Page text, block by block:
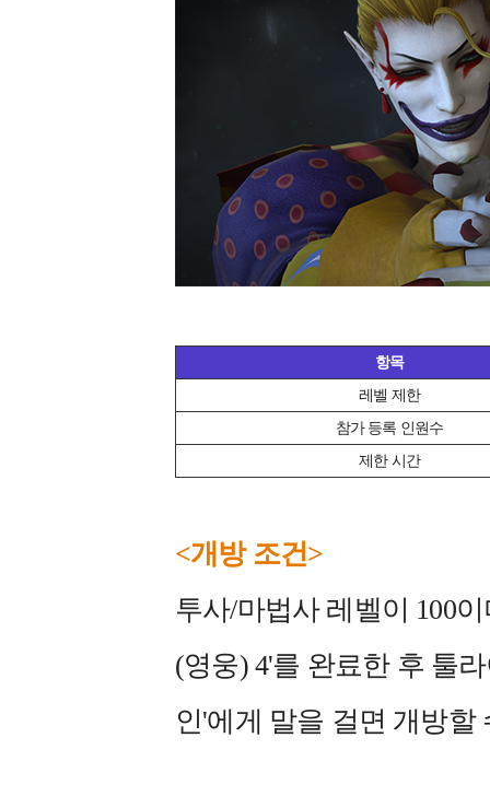
항목
레벨 제한
참가 등록 인원수
제한 시간
<개방 조건>
투사/마법사 레벨이 100
(영웅) 4'를 완료한 후 툴
인'에게 말을 걸면 개방할